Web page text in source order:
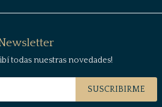
todas nuestras novedades!
SUSCRIBIRME